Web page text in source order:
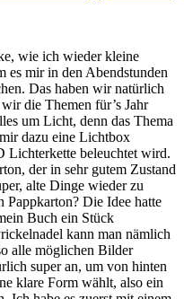
wie ich wieder kleine
es mir in den Abendstunden
Das haben wir natürlich
die Themen für’s Jahr
um Licht, denn das Thema
dazu eine Lichtbox
Lichterkette beleuchtet wird.
der in sehr gutem Zustand
alte Dinge wieder zu
Pappkarton? Die Idee hatte
Buch ein Stück
kann man nämlich
alle möglichen Bilder
super an, um von hinten
klare Form wählt, also ein